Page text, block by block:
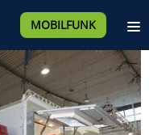
MOBILFUNK